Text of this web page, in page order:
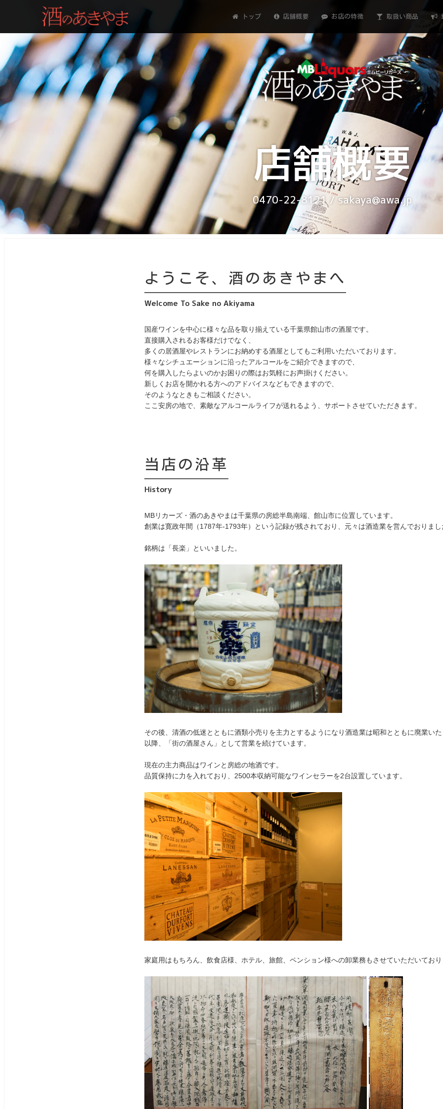
トップ 店舗概要 お店の特徴 取扱い商品
店舗概要
0470-22-8121 / sakaya@awa.jp
ようこそ、酒のあきやまへ
Welcome To Sake no Akiyama
国産ワインを中心に様々な品を取り揃えている千葉県館山市の酒屋です。
直接購入されるお客様だけでなく、
多くの居酒屋やレストランにお納めする酒屋としてもご利用いただいております。
様々なシチュエーションに沿ったアルコールをご紹介できますので、
何を購入したらよいのかお困りの際はお気軽にお声掛けください。
新しくお店を開かれる方へのアドバイスなどもできますので、
そのようなときもご相談ください。
ここ安房の地で、素敵なアルコールライフが送れるよう、サポートさせていただきます。
当店の沿革
History
MBリカーズ・酒のあきやまは千葉県の房総半島南端、館山市に位置しています。
創業は寛政年間（1787年-1793年）という記録が残されており、元々は酒造業を営んでおりまし
銘柄は「長楽」といいました。
その後、清酒の低迷とともに酒類小売りを主力とするようになり酒造業は昭和とともに廃業い
以降、「街の酒屋さん」として営業を続けています。
現在の主力商品はワインと房総の地酒です。
品質保持に力を入れており、2500本収納可能なワインセラーを2台設置しています。
家庭用はもちろん、飲食店様、ホテル、旅館、ペンション様への卸業務もさせていただいてお